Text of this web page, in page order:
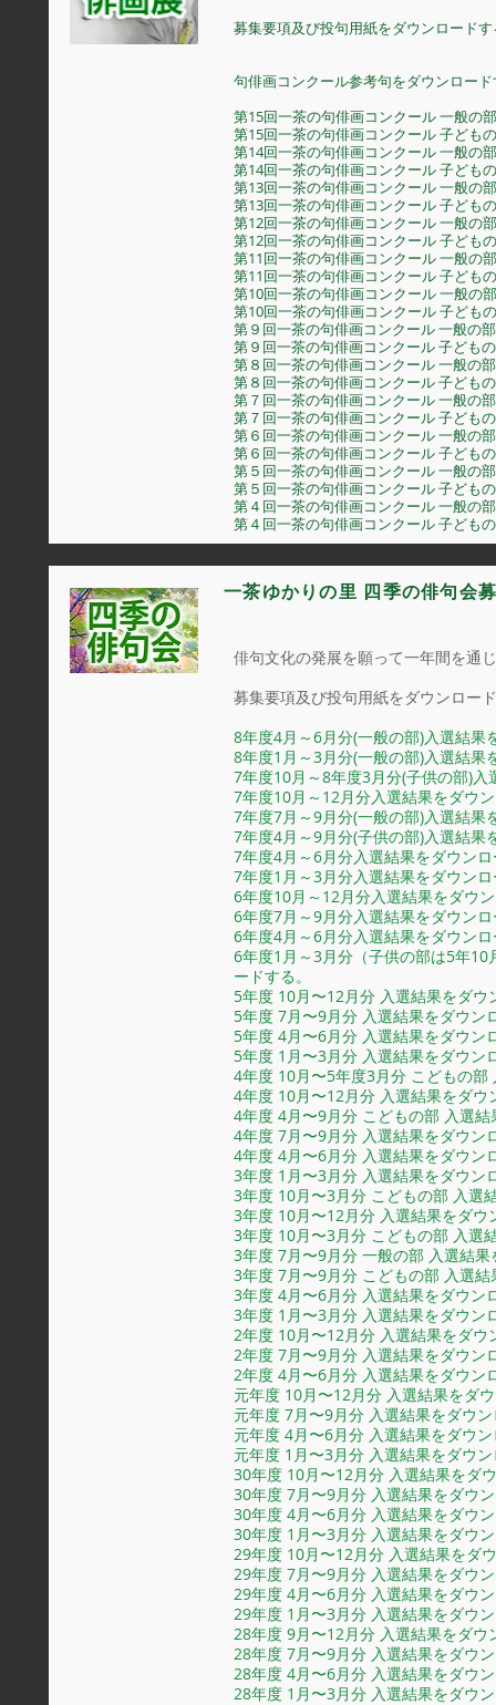
募集要項及び投句用紙をダウンロードす
句俳画コンクール参考句をダウンロー
第15回一茶の句俳画コンクール 一般の部
第15回一茶の句俳画コンクール 子ども
第14回一茶の句俳画コンクール 一般の部
第14回一茶の句俳画コンクール 子ども
第13回一茶の句俳画コンクール 一般の部
第13回一茶の句俳画コンクール 子ども
第12回一茶の句俳画コンクール 一般の部
第12回一茶の句俳画コンクール 子ども
第11回一茶の句俳画コンクール 一般の部
第11回一茶の句俳画コンクール 子ども
第10回一茶の句俳画コンクール 一般の部
第10回一茶の句俳画コンクール 子ども
第９回一茶の句俳画コンクール 一般の部
第９回一茶の句俳画コンクール 子ども
第８回一茶の句俳画コンクール 一般の部
第８回一茶の句俳画コンクール 子ども
第７回一茶の句俳画コンクール 一般の部
第７回一茶の句俳画コンクール 子ども
第６回一茶の句俳画コンクール 一般の部
第６回一茶の句俳画コンクール 子ども
第５回一茶の句俳画コンクール 一般の部
第５回一茶の句俳画コンクール 子ども
第４回一茶の句俳画コンクール 一般の部
第４回一茶の句俳画コンクール 子ども
一茶ゆかりの里 四季の俳句会
俳句文化の発展を願って一年間を通
募集要項及び投句用紙をダウンロー
8年度4月～6月分(一般の部)入選結果
8年度1月～3月分(一般の部)入選結果
7年度10月～8年度3月分(子供の部)
7年度10月～12月分入選結果をダウ
7年度7月～9月分(一般の部)入選結果
7年度4月～9月分(子供の部)入選結果
7年度4月～6月分入選結果をダウン
7年度1月～3月分入選結果をダウン
6年度10月～12月分入選結果をダウ
6年度7月～9月分入選結果をダウン
6年度4月～6月分入選結果をダウン
6年度1月～3月分（子供の部は5年
ードする。
5年度 10月〜12月分 入選結果をダウ
5年度 7月〜9月分 入選結果をダウン
5年度 4月〜6月分 入選結果をダウン
5年度 1月〜3月分 入選結果をダウン
4年度 10月〜5年度3月分 こどもの部
4年度 10月〜12月分 入選結果をダウ
4年度 4月〜9月分 こどもの部 入選
4年度 7月〜9月分 入選結果をダウン
4年度 4月〜6月分 入選結果をダウン
3年度 1月〜3月分 入選結果をダウン
3年度 10月〜3月分 こどもの部 入選
3年度 10月〜12月分 入選結果をダウ
3年度 10月〜3月分 こどもの部 入選
3年度 7月〜9月分 一般の部 入選結
3年度 7月〜9月分 こどもの部 入選
3年度 4月〜6月分 入選結果をダウン
3年度 1月〜3月分 入選結果をダウン
2年度 10月〜12月分 入選結果をダウ
2年度 7月〜9月分 入選結果をダウン
2年度 4月〜6月分 入選結果をダウン
元年度 10月〜12月分 入選結果をダ
元年度 7月〜9月分 入選結果をダウ
元年度 4月〜6月分 入選結果をダウ
元年度 1月〜3月分 入選結果をダウ
30年度 10月〜12月分 入選結果をダ
30年度 7月〜9月分 入選結果をダウ
30年度 4月〜6月分 入選結果をダウ
30年度 1月〜3月分 入選結果をダウ
29年度 10月〜12月分 入選結果をダ
29年度 7月〜9月分 入選結果をダウ
29年度 4月〜6月分 入選結果をダウ
29年度 1月〜3月分 入選結果をダウ
28年度 9月〜12月分 入選結果をダウ
28年度 7月〜9月分 入選結果をダウ
28年度 4月〜6月分 入選結果をダウ
28年度 1月〜3月分 入選結果をダウ